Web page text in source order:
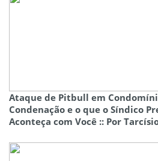
Ataque de Pitbull em
Condenação e o que o Síndico
Aconteça com Você :: Por